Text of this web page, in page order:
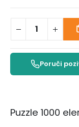
Poruči
Puzzle 1000